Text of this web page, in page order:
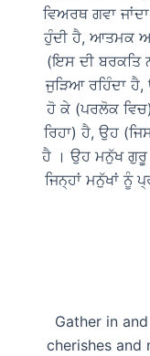
ਵਿਅਰਥ ਗਵਾ
ਹੁੰਦੀ ਹੈ, ਆਤਮਕ
(ਇਸ ਦੀ ਬਰਕਤਿ
ਜੁੜਿਆ ਰਹਿੰਦਾ ਹੈ,
ਹੋ ਕੇ (ਪਰਲੋਕ
ਰਿਹਾ) ਹੈ, ਉਹ
ਹੈ । ਉਹ ਮਨੁੱਖ ਗੁਰੂ
ਜਿਨ੍ਹਾਂ ਮਨੁੱਖਾਂ ਨੂੰ
Gather in
cherishes and